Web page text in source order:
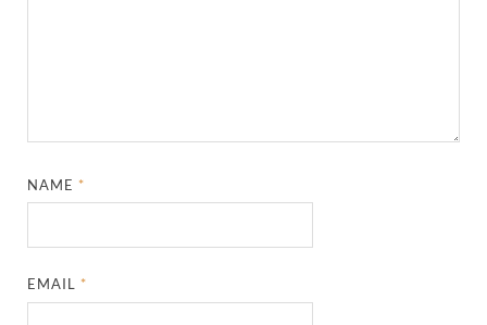
NAME *
EMAIL *